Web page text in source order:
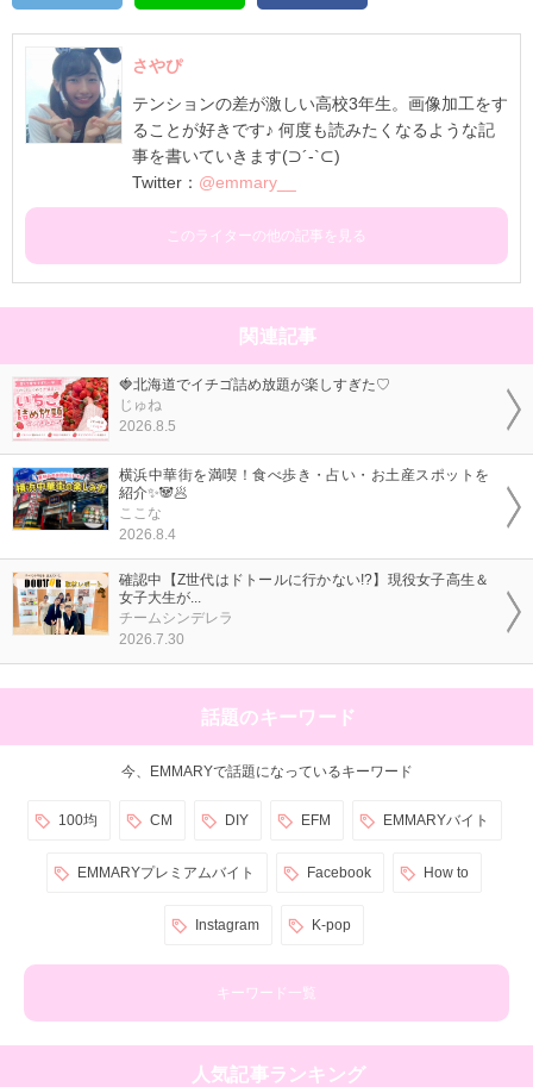
さやぴ
テンションの差が激しい高校3年生。画像加工をす
ることが好きです♪ 何度も読みたくなるような記
事を書いていきます(⊃´-`⊂)
Twitter： @emmary__
このライターの他の記事を見る
関連記事
🍓北海道でイチゴ詰め放題が楽しすぎた♡
じゅね
2026.8.5
横浜中華街を満喫！食べ歩き・占い・お土産スポットを
紹介✨🐼🥟
ここな
2026.8.4
確認中【Z世代はドトールに行かない!?】現役女子高生＆
女子大生が...
チームシンデレラ
2026.7.30
話題のキーワード
今、EMMARYで話題になっているキーワード
100均 CM DIY EFM EMMARYバイト
EMMARYプレミアムバイト Facebook How to
Instagram K-pop
キーワード一覧
人気記事ランキング